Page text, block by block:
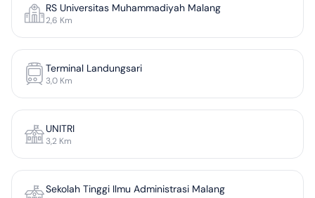
RS Universitas Muhammadiyah Malang
2,6 Km
Terminal Landungsari
3,0 Km
UNITRI
3,2 Km
Sekolah Tinggi Ilmu Administrasi Malang